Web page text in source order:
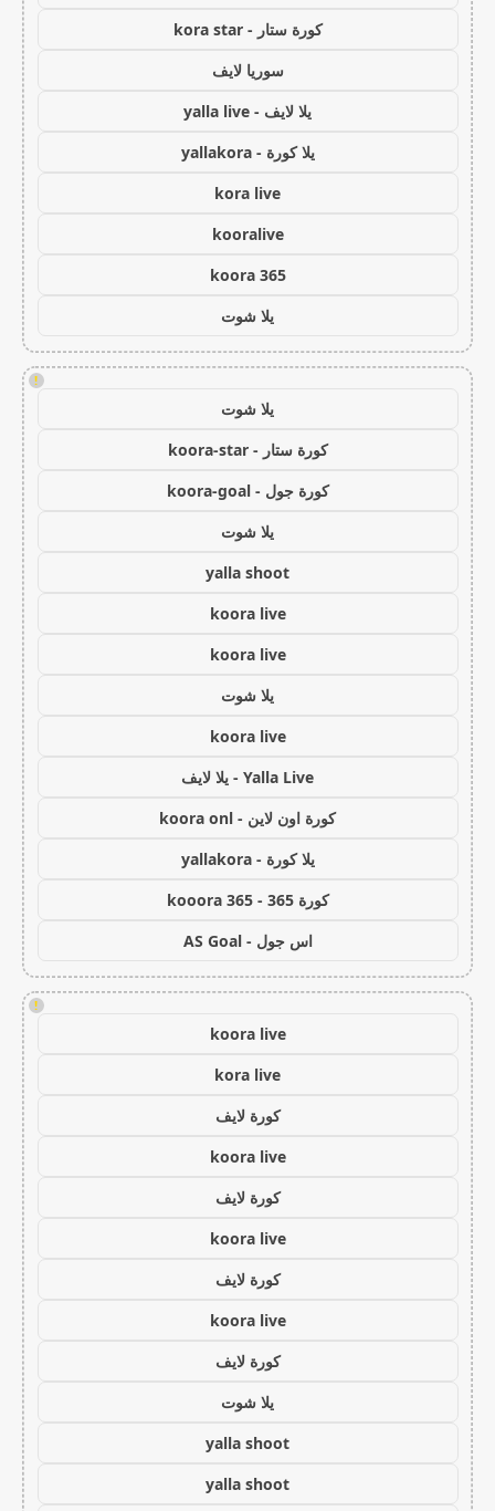
كورة ستار - kora star
سوريا لايف
يلا لايف - yalla live
يلا كورة - yallakora
kora live
kooralive
koora 365
يلا شوت
!
يلا شوت
كورة ستار - koora-star
كورة جول - koora-goal
يلا شوت
yalla shoot
koora live
koora live
يلا شوت
koora live
Yalla Live - يلا لايف
كورة اون لاين - koora onl
يلا كورة - yallakora
كورة 365 - kooora 365
اس جول - AS Goal
!
koora live
kora live
كورة لايف
koora live
كورة لايف
koora live
كورة لايف
koora live
كورة لايف
يلا شوت
yalla shoot
yalla shoot